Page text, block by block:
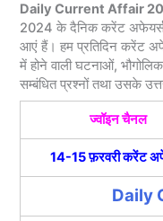
Daily Current Affair
2024 के दैनिक करेंट अफेयर्स
आएं हैं। हम प्रतिदिन करेंट
में होने वाली घटनाओं,
सम्बंधित प्रश्नों तथा उसके
ज्वॉइन चैनल
14-15 फ़रवरी करेंट
Daily